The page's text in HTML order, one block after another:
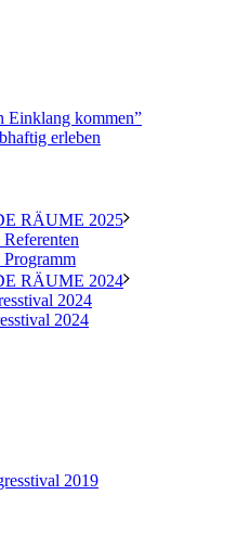
kommen”
erleben
RÄUME 2025
RÄUME 2024
2024
2024
2019